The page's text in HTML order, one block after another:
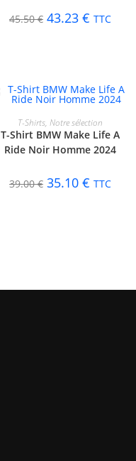
45.50€ 43.23 € TTC
-10%
CHOIX DES OPTIONS
T-Shirts, Notre sélection
T-Shirt BMW Make Life A
Ride Noir Homme 2024
39.00€ 35.10 € TTC